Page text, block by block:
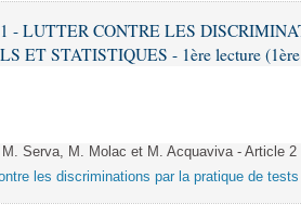
- LUTTER CONTRE LES
ET STATISTIQUES - 1ère lecture (1ère
M. Serva, M. Molac et M. Acquaviva - Article
les discriminations par la pratique de